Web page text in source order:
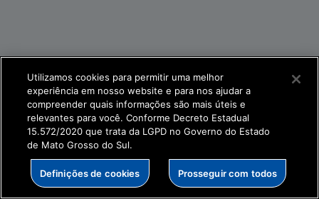
Utilizamos cookies para permitir uma melhor
experiência em nosso website e para nos ajudar a
compreender quais informações são mais úteis e
relevantes para você. Conforme Decreto Estadual
15.572/2020 que trata da LGPD no Governo do Estado
de Mato Grosso do Sul.
Definições de cookies Prosseguir com todos